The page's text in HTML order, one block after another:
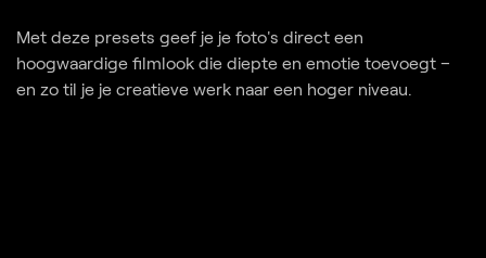
Met deze presets geef je je foto's direct een
hoogwaardige filmlook die diepte en emotie toevoegt –
en zo til je je creatieve werk naar een hoger niveau.